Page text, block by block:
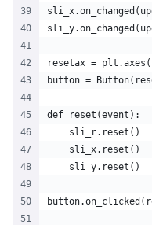
resetax =
button =
def reset(event):
    sli_r.reset()
    sli_x.reset()
    sli_y.reset()